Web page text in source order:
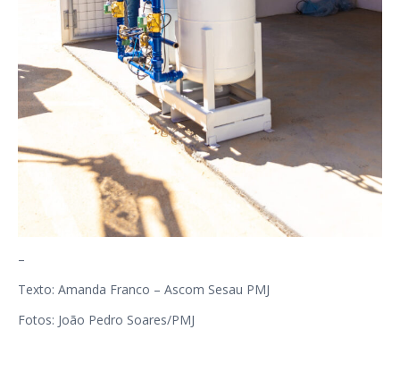
–
Texto: Amanda Franco – Ascom Sesau PMJ
Fotos: João Pedro Soares/PMJ